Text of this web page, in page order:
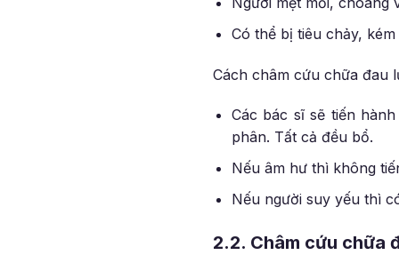
Có thể bị tiêu chảy,
Cách châm cứu chữa đau
Các bác sĩ sẽ tiến
phân. Tất cả đều bổ.
Nếu âm hư thì không
Nếu người suy yếu thì
2.2. Châm cứu chữa